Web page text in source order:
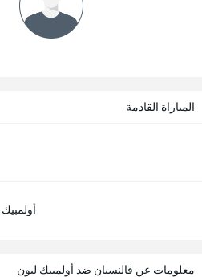
المباراة القادمة
معلومات عن فالنسيان ضد أولمبيك ليون